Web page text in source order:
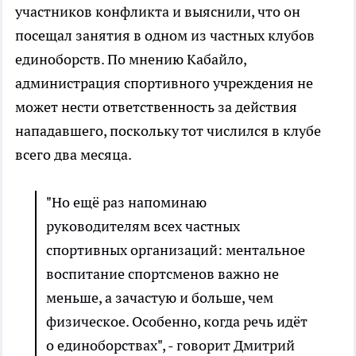
участников конфликта и выяснили, что он
посещал занятия в одном из частных клубов
единоборств. По мнению Кабайло,
администрация спортивного учреждения не
может нести ответственность за действия
нападавшего, поскольку тот числился в клубе
всего два месяца.
"Но ещё раз напоминаю
руководителям всех частных
спортивных организаций: ментальное
воспитание спортсменов важно не
меньше, а зачастую и больше, чем
физическое. Особенно, когда речь идёт
о единоборствах", - говорит Дмитрий